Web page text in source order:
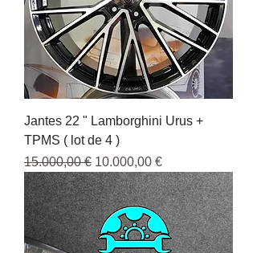
Jantes 22 " Lamborghini Urus +
TPMS ( lot de 4 )
Regulær pris
15.000,00 € Salgspris
10.000,00 €